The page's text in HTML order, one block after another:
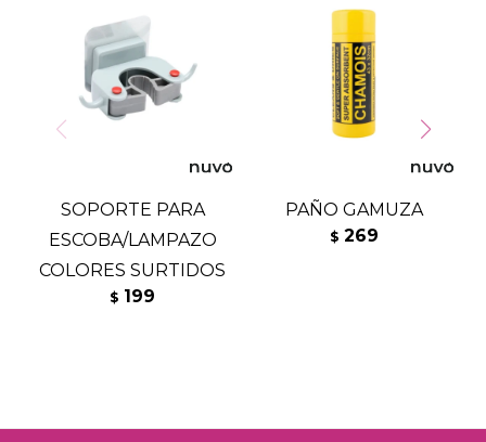
SOPORTE PARA
ESCOBA/LAMPAZO
COLORES SURTIDOS
$ 199
PAÑO GAMUZA
$ 269